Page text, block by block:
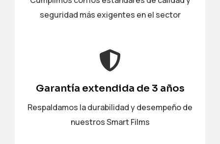
seguridad más exigentes en el sector
Garantía extendida de 3 años
Respaldamos la durabilidad y desempeño de
nuestros Smart Films